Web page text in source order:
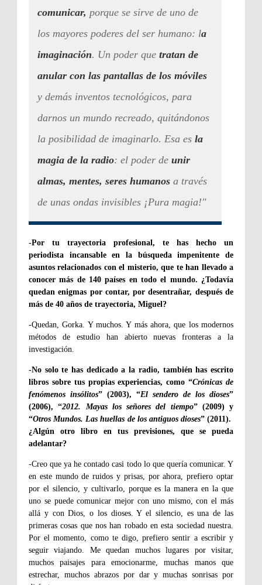
comunicar, porque se sirve de uno de
los mayores poderes del ser humano: la
imaginación. Un poder que tratan de
anular con las pantallas de los móviles
y demás inventos tecnológicos, para
darnos un mundo recreado, quitándonos
la posibilidad de imaginarlo. Esa es la
magia de la radio: el poder de unir
almas, mentes, seres humanos a través
de unas ondas invisibles ¡Pura magia!"
-Por tu trayectoria profesional, te has hecho un
periodista incansable en la búsqueda impenitente de
asuntos relacionados con el misterio, que te han llevado a
conocer más de 140 países en todo el mundo. ¿Todavía
quedan enigmas por contar, por desentrañar, después de
más de 40 años de trayectoria, Miguel?
-Quedan, Gorka. Y muchos. Y más ahora, que los modernos
métodos de estudio han abierto nuevas fronteras a la
investigación.
-No solo te has dedicado a la radio, también has escrito
libros sobre tus propias experiencias, como “Crónicas de
fenómenos insólitos” (2003), “El sendero de los dioses”
(2006), “2012. Mayas los señores del tiempo” (2009) y
“Otros Mundos. Las huellas de los antiguos dioses” (2011).
¿Algún otro libro en tus previsiones, que se pueda
adelantar?
-Creo que ya he contado casi todo lo que quería comunicar. Y
en este mundo de ruidos y prisas, por ahora, prefiero optar
por el silencio, y cultivarlo, porque es la manera en la que
uno se puede comunicar mejor con uno mismo, con el más
allá y con Dios, o los dioses. Y el silencio, es una de las
primeras cosas que nos han robado en esta sociedad nuestra
Por el momento, como te digo, prefiero sentir a escribir y
seguir viajando. Me quedan muchos lugares por visitar,
muchos paisajes para emocionarme, muchas manos que
estrechar, muchos abrazos por dar y muchas sonrisas por